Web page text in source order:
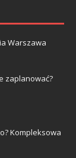
Warszawa
zaplanować?
Kompleksowa